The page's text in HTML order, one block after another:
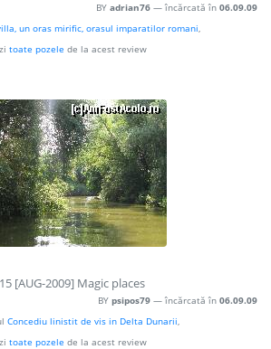
BY adrian76 — încărcată în 06.09.09
un oras mirific, orasul imparatilor romani,
toate pozele de la acest review
[AUG-2009] Magic places
BY psipos79 — încărcată în 06.09.09
Concediu linistit de vis in Delta Dunarii,
toate pozele de la acest review